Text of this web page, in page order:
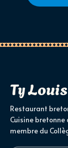
Ty Louis
Restaurant
Cuisine bretonne
membre du